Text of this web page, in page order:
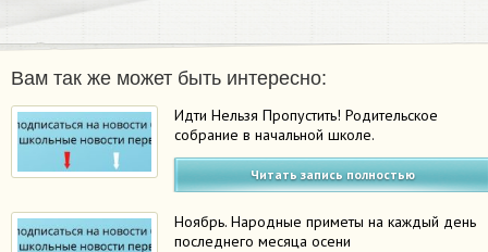
Вам так же может быть интересно:
Идти Нельзя Пропустить! Родительское
собрание в начальной школе.
Читать запись полностью
Ноябрь. Народные приметы на каждый день
последнего месяца осени